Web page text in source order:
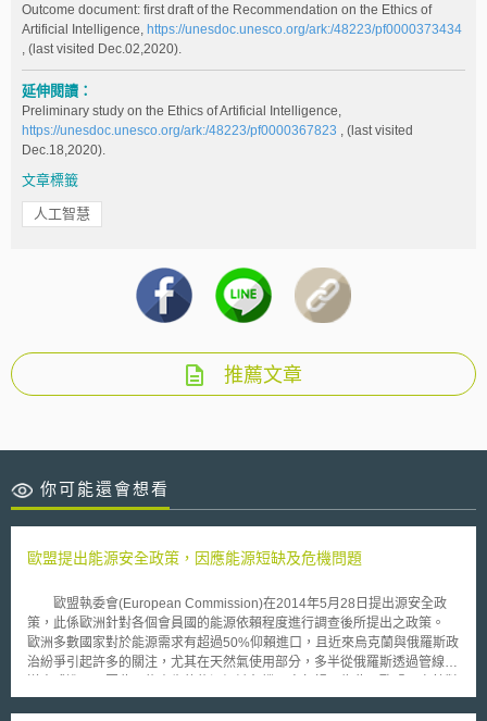
Outcome document: first draft of the Recommendation on the Ethics of
Artificial Intelligence, https://unesdoc.unesco.org/ark:/48223/pf0000373434
, (last visited Dec.02,2020).
延伸閱讀：
Preliminary study on the Ethics of Artificial Intelligence,
https://unesdoc.unesco.org/ark:/48223/pf0000367823 , (last visited
Dec.18,2020).
文章標籤
人工智慧
推薦文章
你可能還會想看
歐盟提出能源安全政策，因應能源短缺及危機問題
歐盟執委會(European Commission)在2014年5月28日提出源安全政
策，此係歐洲針對各個會員國的能源依賴程度進行調查後所提出之政策。
歐洲多數國家對於能源需求有超過50%仰賴進口，且近來烏克蘭與俄羅斯政
治紛爭引起許多的關注，尤其在天然氣使用部分，多半從俄羅斯透過管線運
能源使用的安全性問題提出政策方針。 政策訂定之目標可分為八項，